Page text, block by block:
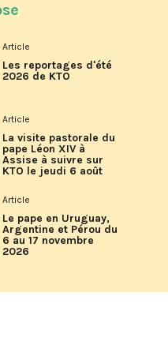
Article
Les reportages d'été
2026 de KTO
Article
La visite pastorale du
pape Léon XIV à
Assise à suivre sur
KTO le jeudi 6 août
Article
Le pape en Uruguay,
Argentine et Pérou du
6 au 17 novembre
2026